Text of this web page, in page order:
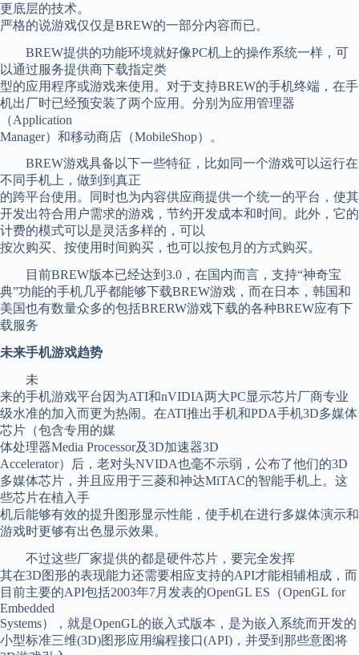
更底层的技术。
严格的说游戏仅仅是BREW的一部分内容而已。
BREW提供的功能环境就好像PC机上的操作系统一样，可
以通过服务提供商下载指定类
型的应用程序或游戏来使用。对于支持BREW的手机终端，在手
机出厂时已经预安装了两个应用。分别为应用管理器
（Application
Manager）和移动商店（MobileShop）。
BREW游戏具备以下一些特征，比如同一个游戏可以运行在
不同手机上，做到到真正
的跨平台使用。同时也为内容供应商提供一个统一的平台，使其
开发出符合用户需求的游戏，节约开发成本和时间。此外，它的
计费的模式可以是灵活多样的，可以
按次购买、按使用时间购买，也可以按包月的方式购买。
目前BREW版本已经达到3.0，在国内而言，支持“神奇宝
典”功能的手机几乎都能够下载BREW游戏，而在日本，韩国和
美国也有数量众多的包括BRERW游戏下载的各种BREW应有下
载服务
未来手机游戏趋势
未
来的手机游戏平台因为ATI和nVIDIA两大PC显示芯片厂商专业
级水准的加入而更为热闹。在ATI推出手机和PDA手机3D多媒体
芯片（包含专用的媒
体处理器Media Processor及3D加速器3D
Accelerator）后，老对头NVIDA也毫不示弱，公布了他们的3D
多媒体芯片，并且应用于三菱和神达MiTAC的智能手机上。这
些芯片在植入手
机后能够有效的提升图形显示性能，使手机在进行多媒体演示和
游戏时更够有出色显示效果。
不过这些厂家提供的都是硬件芯片，要完全发挥
其在3D图形的表现能力还需要相应支持的API才能相辅相成，而
目前主要的API包括2003年7月发表的OpenGL ES（OpenGL for
Embedded
Systems），就是OpenGL的嵌入式版本，是为嵌入系统而开发的
小型标准三维(3D)图形应用编程接口(API)，并受到那些意图将